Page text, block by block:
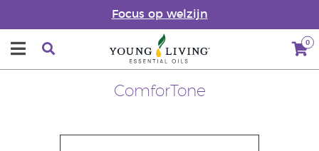
Focus op welzijn
0
ComforTone